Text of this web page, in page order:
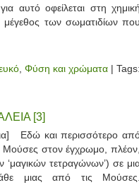
αυτό οφείλεται στη
των σωματιδίων
, Φύση και χρώματα|
[3]
Εδώ και περισσότερο
Μούσες στον έγχρωμο,
τετραγώνων’) σε
μιας από τις